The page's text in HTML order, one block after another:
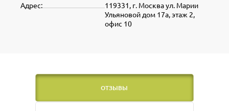
119331, г. Москва ул. Марии
Ульяновой дом 17а, этаж 2,
офис 10
Адрес:
ОТЗЫВЫ